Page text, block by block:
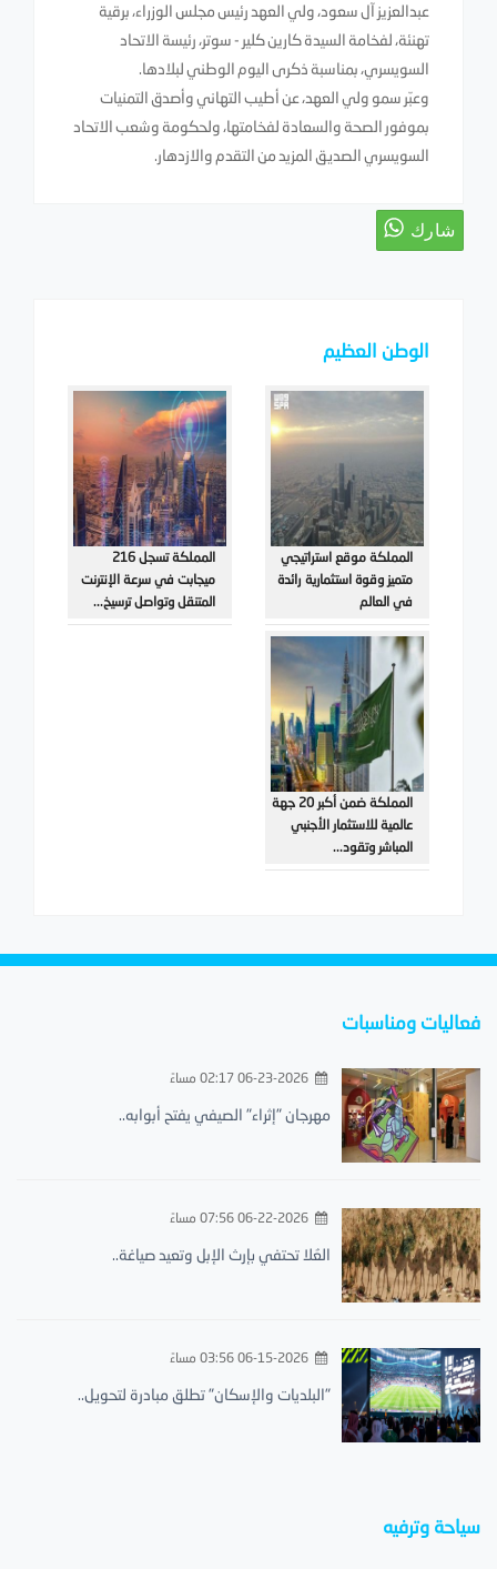
عبدالعزيز آل سعود، ولي العهد رئيس مجلس الوزراء، برقية
تهنئة، لفخامة السيدة كارين كلير - سوتر، رئيسة الاتحاد
السويسري، بمناسبة ذكرى اليوم الوطني لبلادها.
وعبّر سمو ولي العهد، عن أطيب التهاني وأصدق التمنيات
بموفور الصحة والسعادة لفخامتها، ولحكومة وشعب الاتحاد
السويسري الصديق المزيد من التقدم والازدهار.
الوطن العظيم
المملكة موقع استراتيجي
متميز وقوة استثمارية رائدة
في العالم
المملكة تسجل 216
ميجابت في سرعة الإنترنت
المتنقل وتواصل ترسيخ...
المملكة ضمن أكبر 20 جهة
عالمية للاستثمار الأجنبي
المباشر وتقود...
فعاليات ومناسبات
06-23-2026 02:17 مساءً
مهرجان "إثراء" الصيفي يفتح أبوابه..
06-22-2026 07:56 مساءً
العُلا تحتفي بإرث الإبل وتعيد صياغة..
06-15-2026 03:56 مساءً
"البلديات والإسكان" تطلق مبادرة لتحويل..
سياحة وترفيه